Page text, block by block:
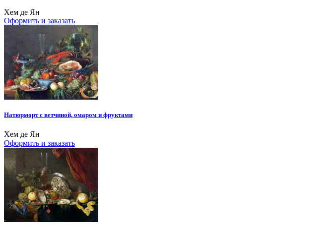
Хем де Ян
Оформить и заказать
Натюрморт с ветчиной, омаром и фруктами
Хем де Ян
Оформить и заказать